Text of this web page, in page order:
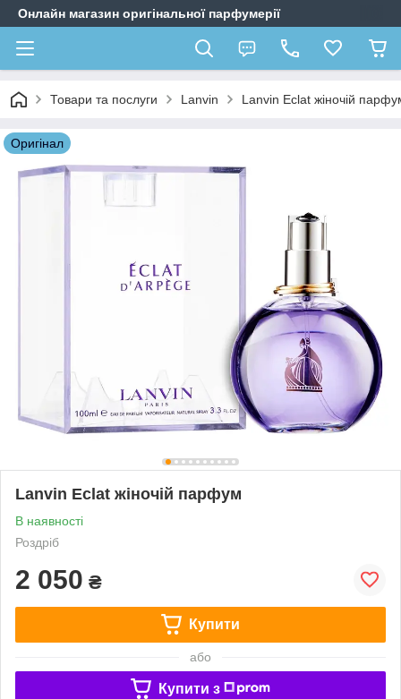
Онлайн магазин оригінальної парфумерії
Товари та послуги Lanvin Lanvin Eclat жіночій
Оригiнал
Lanvin Eclat жіночій парфум
В наявності
Роздріб
2 050 ₴
Купити
або
Купити з